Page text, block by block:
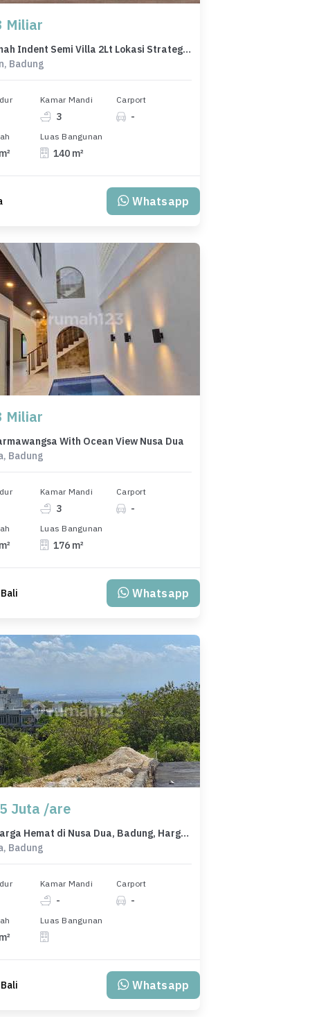
Miliar
New Rumah Indent Semi Villa 2Lt Lokasi Strategis di Jimbaran
Badung
Kamar Mandi
3
Carport
-
Luas Bangunan
140 m²
Whatsapp
Miliar
With Ocean View Nusa Dua
Badung
Kamar Mandi
3
Carport
-
Luas Bangunan
176 m²
Whatsapp
Juta /are
Tanah Harga Hemat di Nusa Dua, Badung, Harga 14,3 Juta
Badung
Kamar Mandi
-
Carport
-
Luas Bangunan
Whatsapp